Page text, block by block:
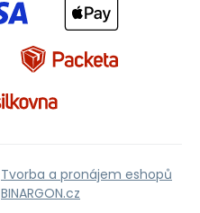
Tvorba a pronájem eshopů
BINARGON.cz